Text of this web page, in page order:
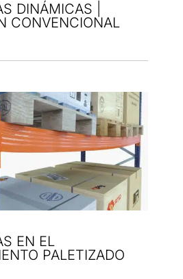
DINÁMICAS |
CONVENCIONAL
EN EL
PALETIZADO